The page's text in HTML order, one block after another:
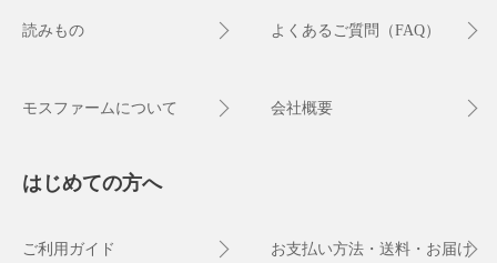
読みもの よくあるご質問（FAQ）
モスファームについて 会社概要
はじめての方へ
ご利用ガイド
お支払い方法・送料・お届け